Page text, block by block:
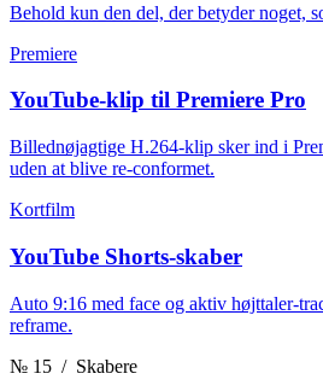
Behold kun den del, der betyder noget,
Premiere
YouTube-klip til Premiere Pro
Billednøjagtige H.264-klip sker ind i
uden at blive re-conformet.
Kortfilm
YouTube Shorts-skaber
Auto 9:16 med face og aktiv højttaler-
reframe.
№ 15 / Skabere